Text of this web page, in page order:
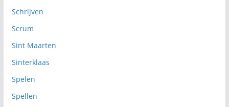
Schrijven
Scrum
Sint Maarten
Sinterklaas
Spelen
Spellen